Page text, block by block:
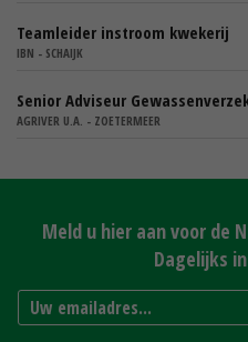
Teamleider instroom kwekerij
IBN - SCHAIJK
Senior Adviseur
AGRIVER U.A. - ZOETERMEER
Meld u hier aan voor de
Dagelijks